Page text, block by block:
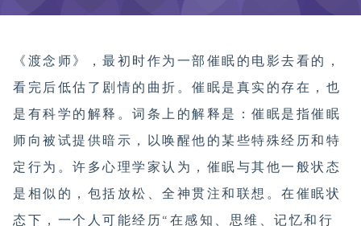
《渡念师》，最初时作为一部催眠的电影去看的，
看完后低估了剧情的曲折。催眠是真实的存在，也
是有科学的解释。词条上的解释是：催眠是指催眠
师向被试提供暗示，以唤醒他的某些特殊经历和特
定行为。许多心理学家认为，催眠与其他一般状态
是相似的，包括放松、全神贯注和联想。在催眠状
态下，一个人可能经历“在感知、思维、记忆和行